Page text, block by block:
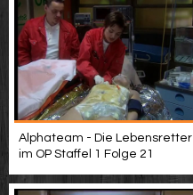
Alphateam - Die Lebensretter
im OP Staffel 1 Folge 21